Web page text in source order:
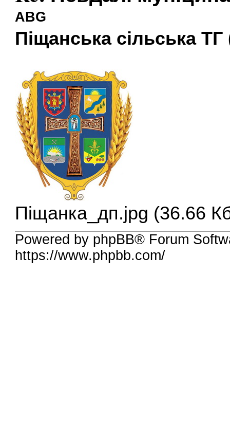
ABG
Піщанська сільська
Піщанка_дп.jpg (36.66
Powered by phpBB® Forum
https://www.phpbb.com/